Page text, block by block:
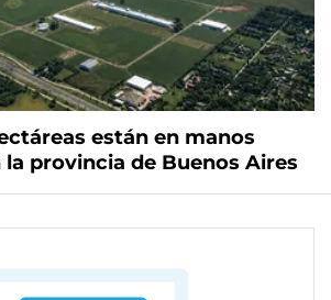
están en manos
provincia de Buenos Aires